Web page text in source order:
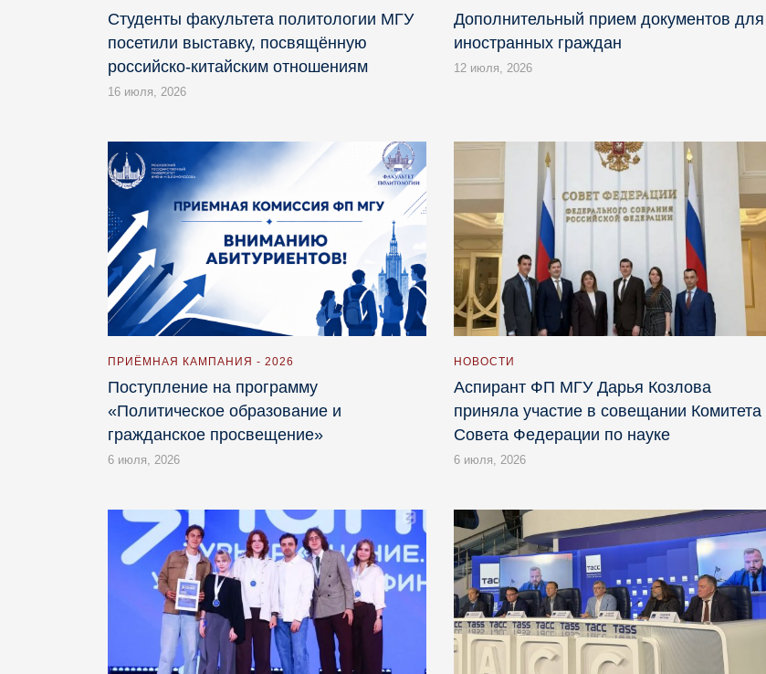
Студенты факультета политологии МГУ
посетили выставку, посвящённую
российско-китайским отношениям
16 июля, 2026
Дополнительный прием документов для
иностранных граждан
12 июля, 2026
ПРИЁМНАЯ КАМПАНИЯ - 2026
Поступление на программу
«Политическое образование и
гражданское просвещение»
6 июля, 2026
НОВОСТИ
Аспирант ФП МГУ Дарья Козлова
приняла участие в совещании Комитета
Совета Федерации по науке
6 июля, 2026